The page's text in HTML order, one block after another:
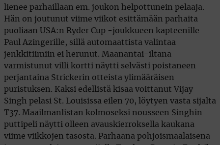
lienee parhaillaan em. joukon helpottunein pelaaja.
Hän on joutunut viime viikot esittämään parhaita
puoliaan USA:n Ryder Cup -joukkueen kapteenille
Paul Azingerille, sillä automaattista valintaa
jenkkitiimiin ei herunut. Maanantai-iltana
varmistunut villi kortti näytti selvästi poistaneen
perjantaina Strickerin otteista ylimääräisen
puristuksen. Kaksi edellistä kisaa voittanut Vijay
Singh pelasi St. Louisissa eilen 70, löytyen vasta sijalta
T37. Maailmanlistan kolmoseksi nousseen Singhin
puttipeli näytti olleen avauskierroksella kaukana
viime viikkojen tasosta. Parhaana pohjoismaalaisena